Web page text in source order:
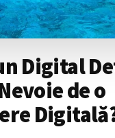
Digital
de o